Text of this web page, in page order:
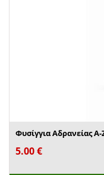
Φυσίγγια Αδρανείας
5.00€